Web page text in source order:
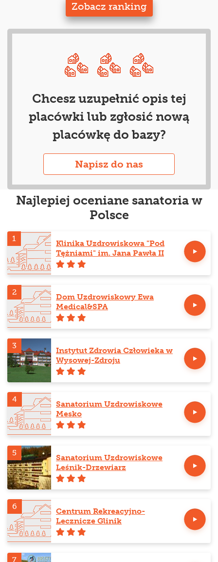
Zobacz ranking
Chcesz uzupełnić opis tej
placówki lub zgłosić nową
placówkę do bazy?
Napisz do nas
Najlepiej oceniane sanatoria w
Polsce
1
Klinika Uzdrowiskowa "Pod
Tężniami" im. Jana Pawła II
2
Dom Uzdrowiskowy Ewa
Medical&SPA
3
Instytut Zdrowia Człowieka w
Wysowej-Zdroju
4
Sanatorium Uzdrowiskowe
Mesko
5
Sanatorium Uzdrowiskowe
Leśnik-Drzewiarz
6
Centrum Rekreacyjno-
Lecznicze Glinik
7